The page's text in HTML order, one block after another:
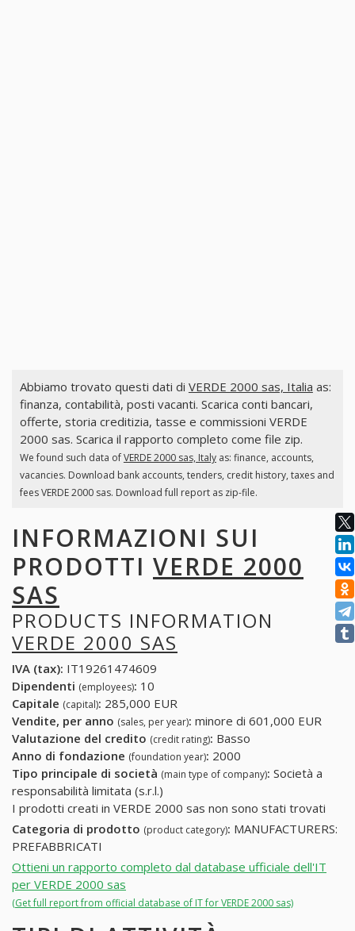
Abbiamo trovato questi dati di VERDE 2000 sas, Italia as:
finanza, contabilità, posti vacanti. Scarica conti bancari,
offerte, storia creditizia, tasse e commissioni VERDE
2000 sas. Scarica il rapporto completo come file zip.
We found such data ofVERDE 2000 sas, Italyas: finance, accounts,
vacancies. Download bank accounts, tenders, credit history, taxes and
fees VERDE 2000 sas. Download full report as zip-file.
INFORMAZIONI SUI
PRODOTTI VERDE 2000
SAS
PRODUCTS INFORMATION
VERDE 2000 SAS
IVA (tax): IT19261474609
Dipendenti (employees): 10
Capitale (capital): 285,000 EUR
Vendite, per anno (sales, per year): minore di 601,000 EUR
Valutazione del credito (credit rating): Basso
Anno di fondazione (foundation year): 2000
Tipo principale di società (main type of company): Società a
responsabilità limitata (s.r.l.)
I prodotti creati in VERDE 2000 sas non sono stati trovati
Categoria di prodotto (product category): MANUFACTURERS:
PREFABBRICATI
Ottieni un rapporto completo dal database ufficiale dell'IT
per VERDE 2000 sas
(Get full report from official database of IT for VERDE 2000 sas)